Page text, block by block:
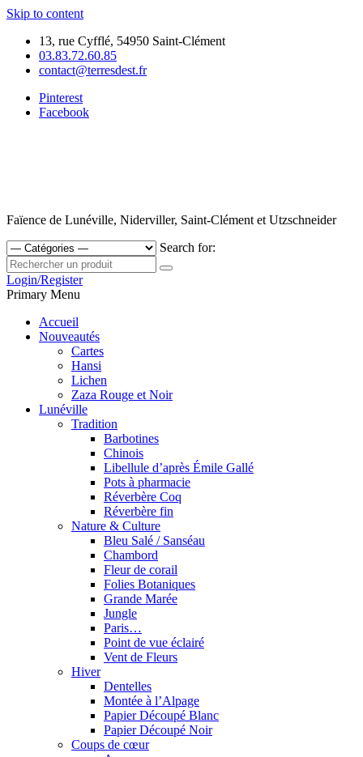
Skip to content
13, rue Cyfflé, 54950 Saint-Clément
03.83.72.60.85
contact@terresdest.fr
Pinterest
Facebook
Faïence de Lunéville, Niderviller, Saint-Clément et Utzschneider
Search for:
Login/Register
Primary Menu
Accueil
Nouveautés
Cartes
Hansi
Lichen
Zaza Rouge et Noir
Lunéville
Tradition
Barbotines
Chinois
Libellule d’après Émile Gallé
Pots à pharmacie
Réverbère Coq
Réverbère fin
Nature & Culture
Bleu Salé / Sanséau
Chambord
Fleur de corail
Folies Botaniques
Grande Marée
Jungle
Paris…
Point de vue éclairé
Vent de Fleurs
Hiver
Dentelles
Montée à l’Alpage
Papier Découpé Blanc
Papier Découpé Noir
Coups de cœur